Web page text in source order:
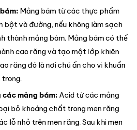
Mảng bám từ các thực phẩm
bột và đường, nếu không làm sạch
thành mảng bám. Mảng bám có thể
cao răng và tạo một lớp khiên
răng đó là nơi chú ẩn cho vi khuẩn
mảng bám: Acid từ các mảng
bỏ khoáng chất trong men răng
lỗ nhỏ trên men răng. Sau khi men